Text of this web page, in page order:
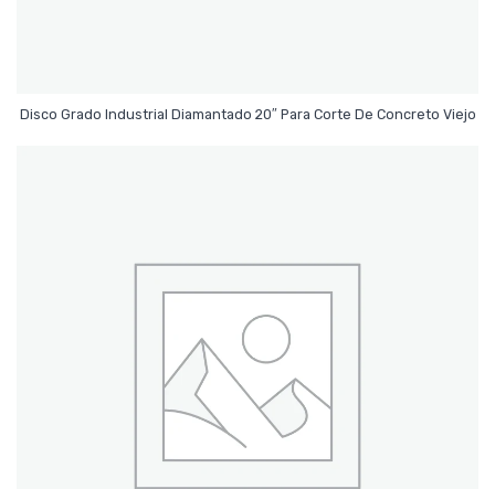
Disco Grado Industrial Diamantado 20″ Para Corte De Concreto Viejo